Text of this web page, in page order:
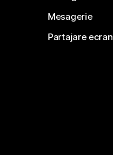
Mesagerie
Partajare ecran